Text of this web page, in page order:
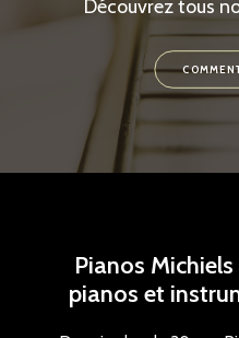
Découvrez tous
Pianos
pianos et